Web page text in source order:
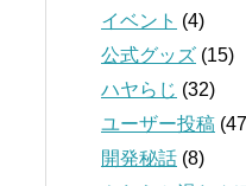
イベント (4)
公式グッズ (15)
ハヤらじ (32)
ユーザー投稿
開発秘話 (8)